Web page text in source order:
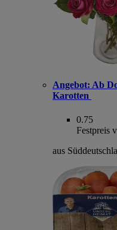
Angebot: Ab
Karotten
0.75
Festpreis
aus